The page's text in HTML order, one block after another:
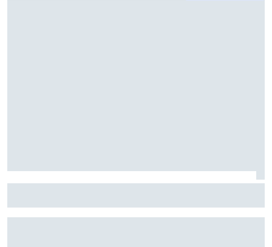
راسل: المشاكل نابعة من السيارة، وليس من قيادتي